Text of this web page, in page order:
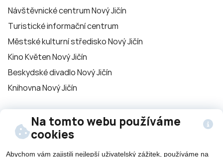
Na tomto webu používáme
cookies
Abychom vám zajistili nejlepší uživatelský zážitek, používáme na
Návštěvnické centrum Nový Jičín
Turistické informační centrum
Městské kulturní středisko Nový Jičín
Kino Květen Nový Jičín
Beskydské divadlo Nový Jičín
Knihovna Nový Jičín
Sledujte nás na
sítích